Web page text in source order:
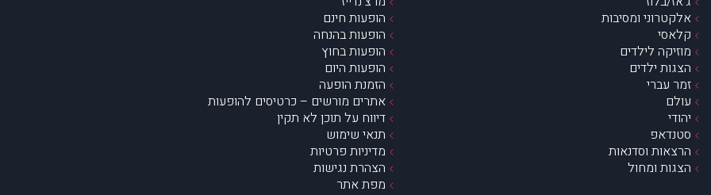
אלקטרוני ומסיבות
קלאסי
מוזיקה לילדים
הצגות ילדים
זמר עברי
עולם
יהודי
סטנדאפ
הרצאות וסדנאות
הצגות ומחול
הופעות חינם
הופעות בהנחה
הופעות בחוץ
הופעות היום
הזמנת הופעה
אתרים מורשים – כרטיסים להופעות
דיווח על תוכן לא תקין
תנאי שימוש
מדיניות פרטיות
הצהרת נגישות
מפת אתר